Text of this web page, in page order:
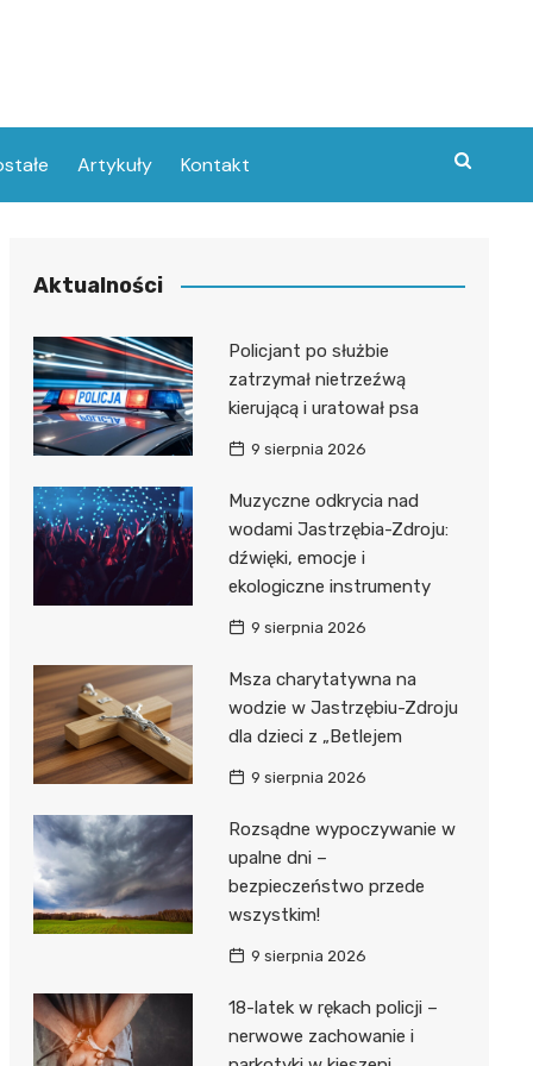
Artykuły Kontakt
Aktualności
Policjant po służbie
zatrzymał nietrzeźwą
kierującą i uratował psa
9 sierpnia 2026
Muzyczne odkrycia nad
wodami Jastrzębia-Zdroju:
dźwięki, emocje i
ekologiczne instrumenty
9 sierpnia 2026
Msza charytatywna na
wodzie w Jastrzębiu-Zdroju
dla dzieci z „Betlejem
9 sierpnia 2026
Rozsądne wypoczywanie w
upalne dni –
bezpieczeństwo przede
wszystkim!
9 sierpnia 2026
18-latek w rękach policji –
nerwowe zachowanie i